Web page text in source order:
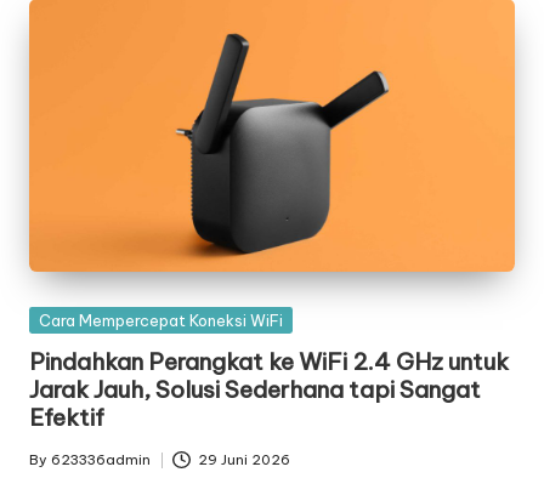
Posted
Cara Mempercepat Koneksi WiFi
Pindahkan Perangkat ke WiFi 2.4 GHz untuk
Jarak Jauh, Solusi Sederhana tapi Sangat
Efektif
Posted
By 623336admin 29 Juni 2026